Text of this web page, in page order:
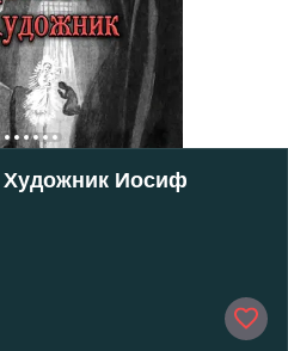
Художник Иосиф